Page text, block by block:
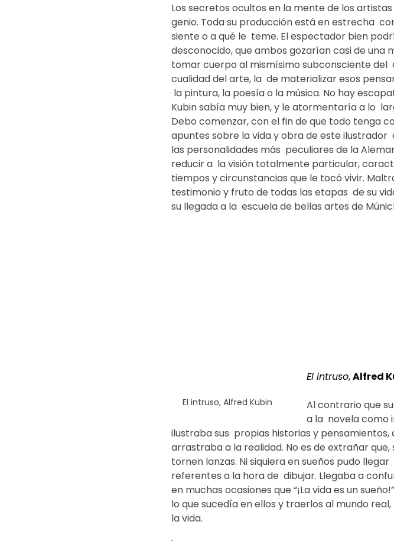
Los secretos ocultos en la mente de los
genio. Toda su producción está en estrecha
siente o a qué le  teme. El espectador bien
desconocido, que ambos gozarían casi de una
tomar cuerpo al mismísimo subconsciente del
cualidad del arte, la  de materializar esos
la pintura, la poesía o la música. No hay
Kubin sabía muy bien, y le atormentaría a lo
Debo comenzar, con el fin de que todo tenga
apuntes sobre la vida y obra de este ilustrador
las personalidades más  peculiares de la
reducir a  la visión totalmente particular,
tiempos y circunstancias que le tocó vivir.
testimonio y fruto de todas las etapas  de su
su llegada a la  escuela de bellas artes de
El intruso, Alfred Kubin
El intruso, Alfred
Al contrario que
a la  novela como
ilustraba sus  propias historias y
arrastraba a la realidad. No es de extrañar que,
tornen lanzas. Ni siquiera en sueños pudo
referentes a la hora de  dibujar. Llegaba a
en muchas ocasiones que “¡La vida es un
lo que sucedía en ellos y traerlos al mundo
la vida.